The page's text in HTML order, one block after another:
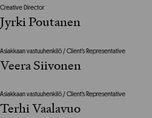
Creative Director
Jyrki Poutanen
Asiakkaan vastuuhenkilö / Client’s Representative
Veera Siivonen
Asiakkaan vastuuhenkilö / Client’s Representative
Terhi Vaalavuo